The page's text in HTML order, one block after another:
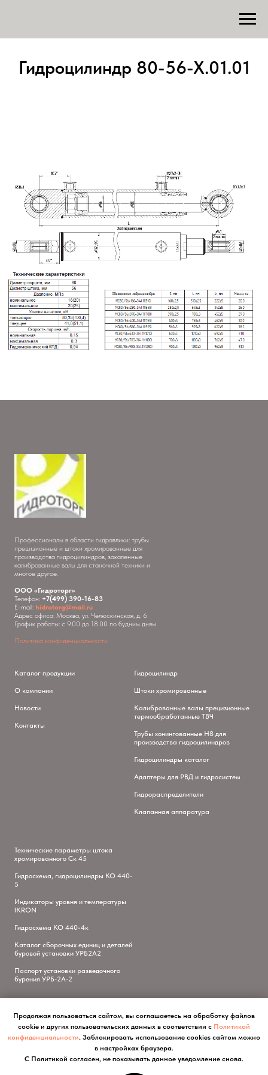
Гидроцилиндр 80-56-Х.01.01
Продолжая пользоваться сайтом, вы соглашаетесь на обработку файлов
cookie и других пользовательских данных в соответствии с Политикой
конфиденциальности. Заблокировать использование cookies сайтом можно
в настройках браузера.
С Политикой согласен, не показывать данное уведомление снова.
Профессионалы в области гидравлики: трубы
прецизионные и штоки хромированные для
производства гидроцилиндров, закаленные
калиброванные валы для станочной техники и
многое другое.
ООО «Гидроторг»
Телефон: +7(499) 390-16-83
E-mail: hidrotorg@mail.ru
Адрес офиса: Москва, ул. Челюскинская, д. 6
График работы: с 9.00 до 18.00 по будним дням
Политика конфиденциальности
Каталог продукции
О компании
Новости
Контакты
Гидроцилиндр
Штоки хромированные
Калиброванные валы прецизионные
термообработанные ТВЧ
Трубы хонингованные H8 для
производства гидроцилиндров
Гидроцилиндры каталог
Адаптеры для РВД и гидросистем
Гидрораспределители
Клапанная аппаратура
Технические параметры штока
хромированного Ск 45
Гидросхема, гидроцилиндры КО 440-
5
Индикаторы уровня и температуры
IKRON
Гидросхема КО 440-4к
Каталог сборочных единиц и деталей
буровой установки УРБ2А2
Паспорт установки разведочного
бурения УРБ-2А-2